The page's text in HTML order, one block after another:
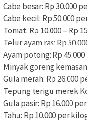
Cabe besar: Rp 30.000
Cabe kecil: Rp 50.000
Tomat: Rp 10.000 – Rp
Telur ayam ras: Rp
Ayam potong: Rp
Minyak goreng
Gula merah: Rp 26.000
Tepung terigu merek
Gula pasir: Rp 16.000
Tahu: Rp 10.000 per